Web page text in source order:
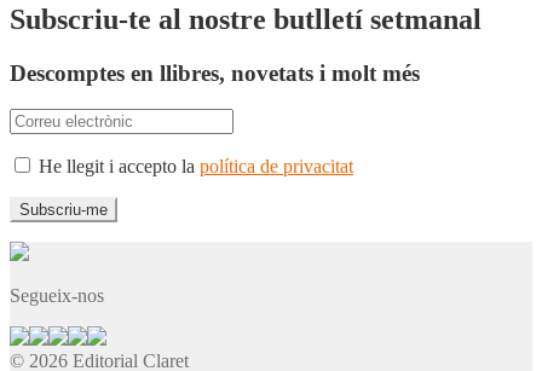
Subscriu-te al nostre butlletí setmanal
Descomptes en llibres, novetats i molt més
He llegit i accepto la política de privacitat
Segueix-nos
© 2026 Editorial Claret